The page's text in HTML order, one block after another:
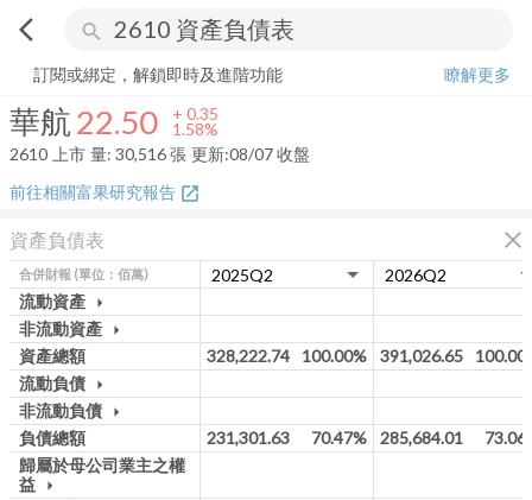
arrow_back_ios search
華航 22.50+ 1.58%
訂閱或綁定，解鎖即時及進階功能
瞭解更多
華航22.50 + 0.35
1.58%
2610 上市 量: 30,516張 更新:08/07 收盤
前往相關富果研究報告 open_in_new
資產負債表 close
合併財報 (單位：佰萬)
流動資產 arrow_drop_down
非流動資產 arrow_drop_down
資產總額 328,222.74 100.00% 391,026.65
流動負債 arrow_drop_down
非流動負債 arrow_drop_down
負債總額 231,301.63 70.47% 285,684.01
歸屬於母公司業主之權
益 arrow_drop_down